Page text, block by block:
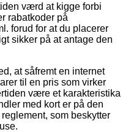
værd at kigge forbi
rabatkoder på
forud for at du placerer
sikker på at antage den
at såfremt en internet
til en pris som virker
være et karakteristika
med kort er på den
som beskytter